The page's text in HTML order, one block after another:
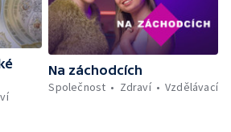
Na záchodcích
Společnost
Zdraví Vzdělávací